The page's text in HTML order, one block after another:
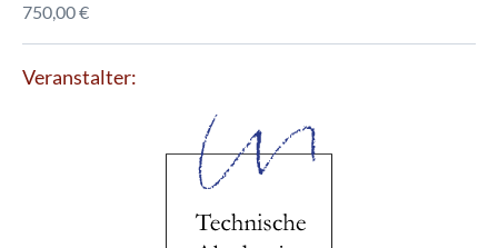
750,00 €
Veranstalter: